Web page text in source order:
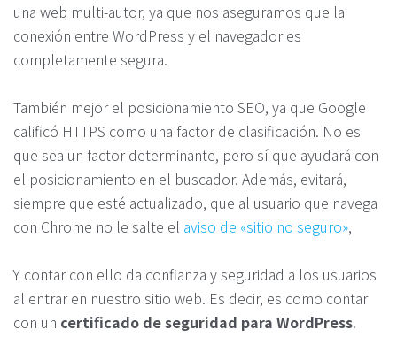
una web multi-autor, ya que nos aseguramos que la
conexión entre WordPress y el navegador es
completamente segura.
También mejor el posicionamiento SEO, ya que Google
calificó HTTPS como una factor de clasificación. No es
que sea un factor determinante, pero sí que ayudará con
el posicionamiento en el buscador. Además, evitará,
siempre que esté actualizado, que al usuario que navega
con Chrome no le salte el aviso de «sitio no seguro»,
Y contar con ello da confianza y seguridad a los usuarios
al entrar en nuestro sitio web. Es decir, es como contar
con un certificado de seguridad para WordPress.